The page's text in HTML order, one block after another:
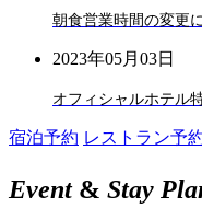
朝食営業時間の変更
2023年05月03日
オフィシャルホテル
宿泊予約 レストラン予
Event& Stay